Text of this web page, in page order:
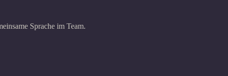
Sprache im Team.